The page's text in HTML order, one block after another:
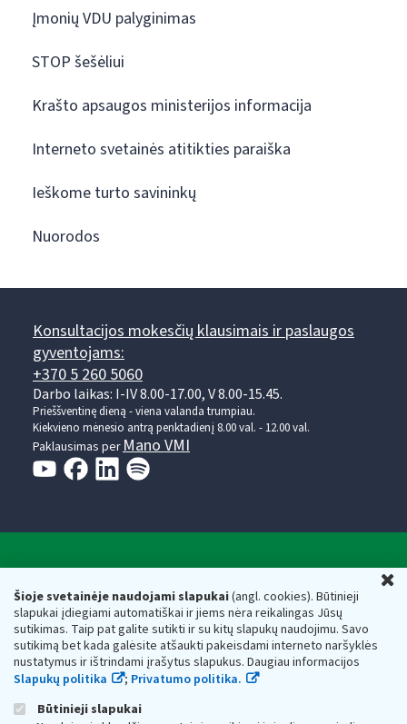
Šioje svetainėje naudojami slapukai(angl. cookies). Būtinieji
slapukai įdiegiami automatiškai ir jiems nėra reikalingas Jūsų
sutikimas. Taip pat galite sutikti ir su kitų slapukų naudojimu. Savo
sutikimą bet kada galėsite atšaukti pakeisdami interneto naršyklės
nustatymus ir ištrindami įrašytus slapukus. Daugiau informacijos
Slapukų politika
; Privatumo politika.
Būtinieji slapukai
Įmonių VDU palyginimas
STOP šešėliui
Krašto apsaugos ministerijos informacija
Interneto svetainės atitikties paraiška
Ieškome turto savininkų
Nuorodos
Konsultacijos mokesčių klausimais ir paslaugos
gyventojams:
+370 5 260 5060
Darbo laikas: I-IV 8.00-17.00, V 8.00-15.45.
Prieššventinę dieną - viena valanda trumpiau.
Kiekvieno mėnesio antrą penktadienį 8.00 val. - 12.00 val.
Paklausimas per Mano VMI
Respublikos finansų ministerijos
Biudžetinė įstaiga. Juridinio asmens kodas — 188659752,
adresas: Vasario 16-osios g. 14, 01107 Vilnius, Lietuva, el.paštas:
vmi@vmi.lt, E. pristatymo dėžutės adresas 188659752
Duomenys apie Valstybinę mokesčių inspekciją prie Lietuvos
Respublikos finansų ministerijos kaupiami ir saugomi Juridinių